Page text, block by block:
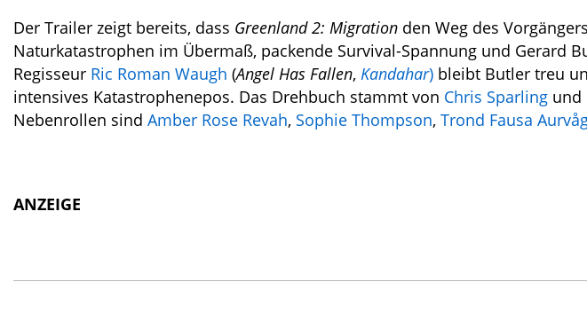
Der Trailer zeigt bereits, dass Greenland 2: Migration den Weg des
Naturkatastrophen im Übermaß, packende Survival-Spannung und Gerard
Regisseur Ric Roman Waugh (Angel Has Fallen, Kandahar) bleibt Butler treu
intensives Katastrophenepos. Das Drehbuch stammt von Chris Sparling und
Nebenrollen sind Amber Rose Revah, Sophie Thompson, Trond Fausa
ANZEIGE